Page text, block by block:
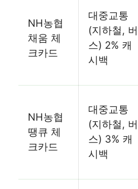
NH농협
채움 체
크카드
대중교통
(지하철, 버
스) 2% 캐
시백
NH농협
땡큐 체
크카드
대중교통
(지하철, 버
스) 3% 캐
시백